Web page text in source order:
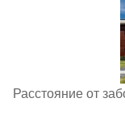
Расстояние от